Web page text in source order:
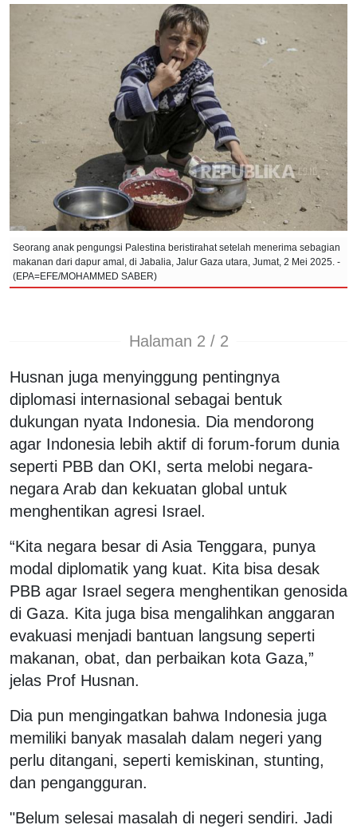
Seorang anak pengungsi Palestina beristirahat setelah menerima sebagian
makanan dari dapur amal, di Jabalia, Jalur Gaza utara, Jumat, 2 Mei 2025. -
(EPA=EFE/MOHAMMED SABER)
Halaman 2 / 2
Husnan juga menyinggung pentingnya
diplomasi internasional sebagai bentuk
dukungan nyata Indonesia. Dia mendorong
agar Indonesia lebih aktif di forum-forum dunia
seperti PBB dan OKI, serta melobi negara-
negara Arab dan kekuatan global untuk
menghentikan agresi Israel.
“Kita negara besar di Asia Tenggara, punya
modal diplomatik yang kuat. Kita bisa desak
PBB agar Israel segera menghentikan genosida
di Gaza. Kita juga bisa mengalihkan anggaran
evakuasi menjadi bantuan langsung seperti
makanan, obat, dan perbaikan kota Gaza,”
jelas Prof Husnan.
Dia pun mengingatkan bahwa Indonesia juga
memiliki banyak masalah dalam negeri yang
perlu ditangani, seperti kemiskinan, stunting,
dan pengangguran.
"Belum selesai masalah di negeri sendiri. Jadi